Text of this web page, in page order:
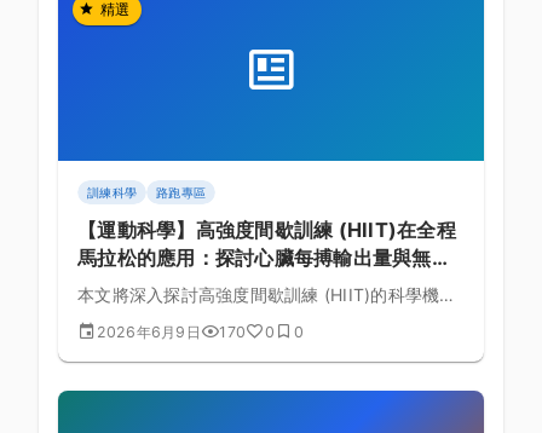
精選
訓練科學 路跑專區
【運動科學】高強度間歇訓練 (HIIT)在全程
馬拉松的應用：探討心臟每搏輸出量與無氧
耐力的生理實證與課表規劃的黃金法則
本文將深入探討高強度間歇訓練 (HIIT)的科學機
制，結合全程馬拉松的生理需求，詳細解析心臟每
搏輸出量與無氧耐力的理論基礎與具體訓練課表排
2026年6月9日 170 0 0